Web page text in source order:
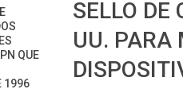
SELLO DE
UU. PARA
QUE
1996